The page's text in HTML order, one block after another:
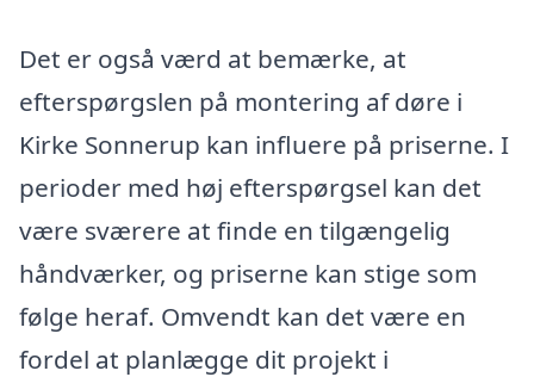
Det er også værd at bemærke, at
efterspørgslen på montering af døre i
Kirke Sonnerup kan influere på priserne. I
perioder med høj efterspørgsel kan det
være sværere at finde en tilgængelig
håndværker, og priserne kan stige som
følge heraf. Omvendt kan det være en
fordel at planlægge dit projekt i